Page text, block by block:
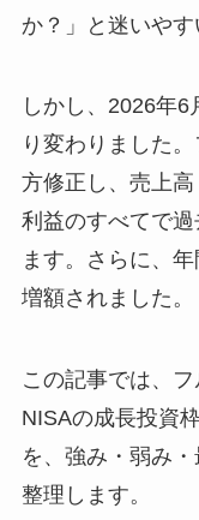
か？」と迷いやす
しかし、2026年
り変わりました
方修正し、売上
利益のすべてで
ます。さらに、
増額されました。
この記事では、
NISAの成長投資
を、強み・弱み
整理します。